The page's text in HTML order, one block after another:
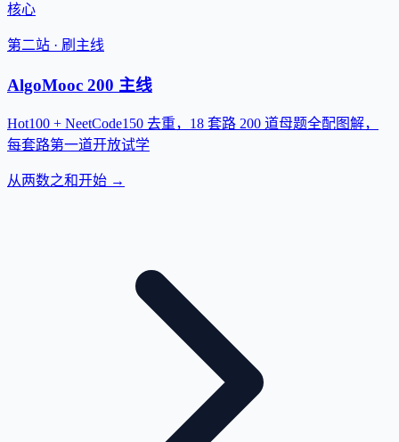
核心
第二站 · 刷主线
AlgoMooc 200 主线
Hot100 + NeetCode150 去重，18 套路 200 道母题全配图解，
每套路第一道开放试学
从两数之和开始 →